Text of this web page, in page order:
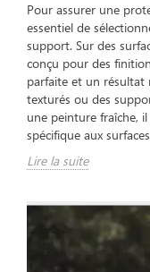
Pour assurer une
essentiel de
support. Sur des
conçu pour des
parfaite et un résultat
texturés ou des
une peinture fraîche,
spécifique aux
Lire la suite